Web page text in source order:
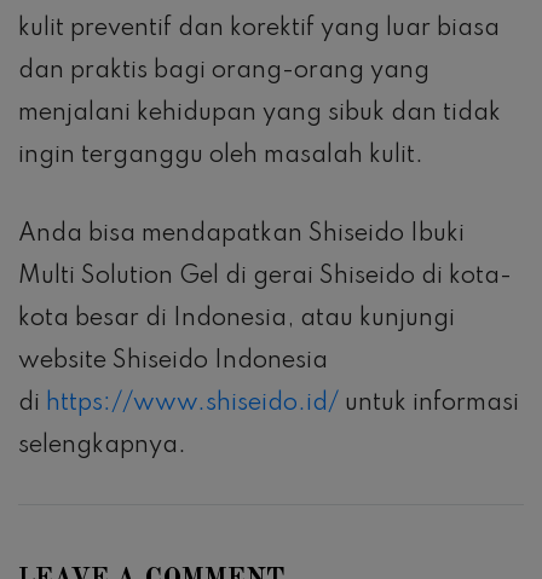
kulit preventif dan korektif yang luar biasa
dan praktis bagi orang-orang yang
menjalani kehidupan yang sibuk dan tidak
ingin terganggu oleh masalah kulit.
Anda bisa mendapatkan Shiseido Ibuki
Multi Solution Gel di gerai Shiseido di kota-
kota besar di Indonesia, atau kunjungi
website Shiseido Indonesia
di https://www.shiseido.id/ untuk informasi
selengkapnya.